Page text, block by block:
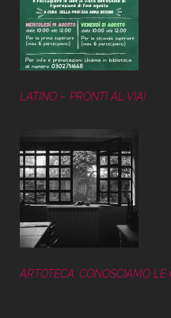
LATINO – PRONTI AL VIA!
ARTOTECA: CONOSCIAMO